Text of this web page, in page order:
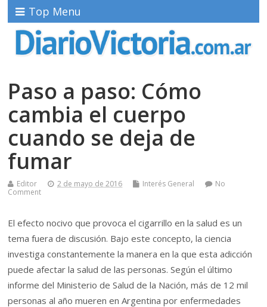
Top Menu
Paso a paso: Cómo
cambia el cuerpo
cuando se deja de
fumar
Editor 2 de mayo de 2016 Interés General
No
Comment
El efecto nocivo que provoca el cigarrillo en la salud es un
tema fuera de discusión. Bajo este concepto, la ciencia
investiga constantemente la manera en la que esta adicción
puede afectar la salud de las personas. Según el último
informe del Ministerio de Salud de la Nación, más de 12 mil
personas al año mueren en Argentina por enfermedades